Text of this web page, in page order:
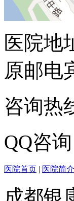
医院地
原邮电
咨询热
QQ咨
医院首页 | 医院简介
成都银